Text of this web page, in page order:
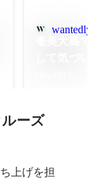
ーズ
上げを担